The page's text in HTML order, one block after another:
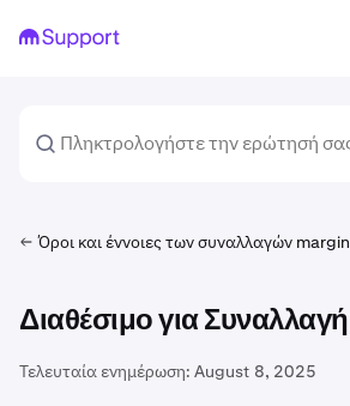
Όροι και έννοιες των συναλλαγών margin
Διαθέσιμο για Συναλλαγή
Τελευταία ενημέρωση: August 8, 2025